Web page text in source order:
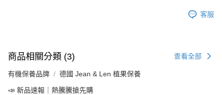
客服
商品相關分類 (3) 查看全部
有機保養品牌 德國 Jean & Len 植果保養
📣 新品速報｜熱騰騰搶先購